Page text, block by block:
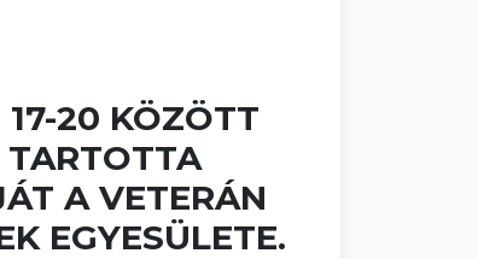
20 KÖZÖTT
TARTOTTA
A VETERÁN
EGYESÜLETE.